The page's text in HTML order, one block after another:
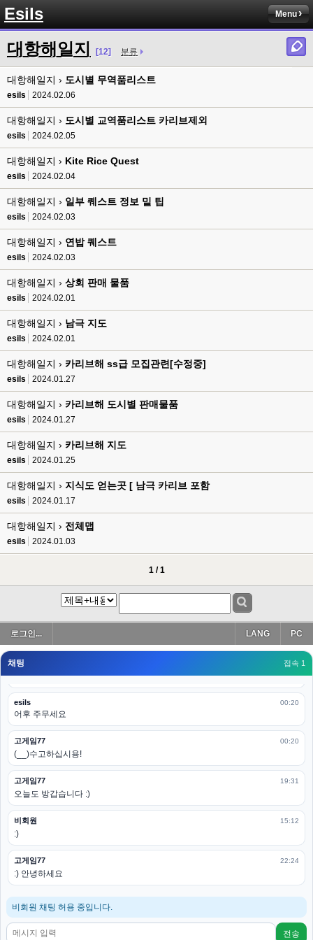
Esils Menu
대항해일지 [12] 분류
대항해일지 › 도시별 무역품리스트
esils 2024.02.06
대항해일지 › 도시별 교역품리스트 카리브제외
esils 2024.02.05
대항해일지 › Kite Rice Quest
esils 2024.02.04
대항해일지 › 일부 퀘스트 정보 밑 팁
esils 2024.02.03
대항해일지 › 연밥 퀘스트
esils 2024.02.03
대항해일지 › 상회 판매 물품
esils 2024.02.01
대항해일지 › 남극 지도
esils 2024.02.01
대항해일지 › 카리브해 ss급 모집관련[수정중]
esils 2024.01.27
대항해일지 › 카리브해 도시별 판매물품
esils 2024.01.27
대항해일지 › 카리브해 지도
esils 2024.01.25
대항해일지 › 지식도 얻는곳 [ 남극 카리브 포함
esils 2024.01.17
대항해일지 › 전체맵
esils 2024.01.03
1 / 1
로그인... PC
LANG
채팅 접속 1
esils 00:13
솔직히 적응이 xe1이다보니깐 라이믹스는 비슷하면서 틀리니 적응이 안되요
ㅋ
그렇다고 코어랑 모듈 전부 마개조해버릴려니 난중 또 공식버전 올라오면 답
없을꺼같아서 ;;
esils
이제 정상동작이겟지 !
고게임77
오 정상 이네요!
비회원
ㅇ
esils
채팅치믄 바로 반영 정상 ㅋ
고게임77
접속자는 ip당 1명인가 보네요. 다른 브로우저로 접속해도 3명인거보면
esils
음
폰으로 접속해보니 3이 되는데
esils 00:18
나가도 3이네 하핫 ...
고게임77 00:18
ㅋㅋㅋㅋㅋㅋㅋㅋ
esils 00:19
이게 db 접속자수로 잡는형태로 해서 그런가 ;;
밑에 일반웹게임이 더있었네요
esils
esils 00:19
다 펼쳐두면 너무길어서 ..
esils 00:19
모바일로 보는데도 좀 불편하더라구요
고게임77 00:19
아 ㅋㅋ 내일도 심심하면 들리겠습니다. 벌써 12시가 넘었었네요
esils 00:20
어후 주무세요
고게임77 00:20
(__)수고하십시용!
고게임77 19:31
오늘도 방갑습니다 :)
비회원 15:12
:)
고게임77 22:24
:) 안녕하세요
비회원 채팅 허용 중입니다.
전송